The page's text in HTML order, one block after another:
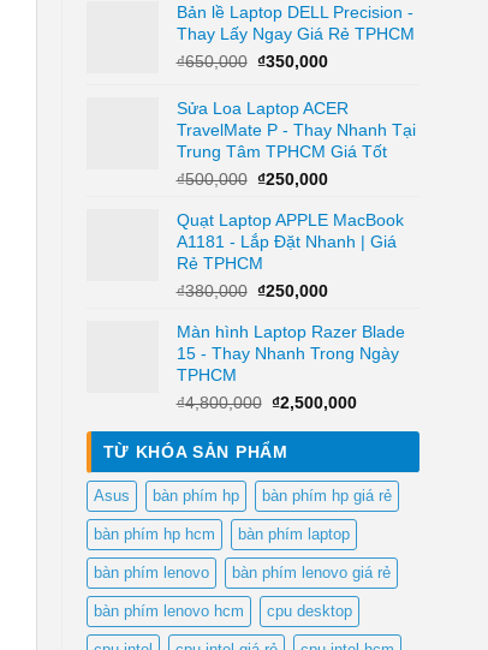
là:
₫450,000.
tại
là:
₫250,000.
Bản lề Laptop DELL Precision -
Thay Lấy Ngay Giá Rẻ TPHCM
₫650,000 Giá
là:
₫650,000.
₫350,000Giá
tại
là:
₫350,000.
Sửa Loa Laptop ACER
TravelMate P - Thay Nhanh Tại
Trung Tâm TPHCM Giá Tốt
₫500,000 Giá
là:
₫500,000.
₫250,000Giá
tại
là:
Quạt Laptop APPLE MacBook
A1181 - Lắp Đặt Nhanh | Giá
Rẻ TPHCM
₫380,000 Giá
là:
₫380,000.
₫250,000Giá
tại
là:
Màn hình Laptop Razer Blade
15 - Thay Nhanh Trong Ngày
TPHCM
₫4,800,000 Giá
là:
₫2,500,000Giá
₫2,500,000.
TỪ KHÓA SẢN PHẨM
Asus bàn phím hp bàn phím hp giá rẻ
bàn phím hp hcm bàn phím laptop
bàn phím lenovo bàn phím lenovo giá rẻ
bàn phím lenovo hcm cpu desktop